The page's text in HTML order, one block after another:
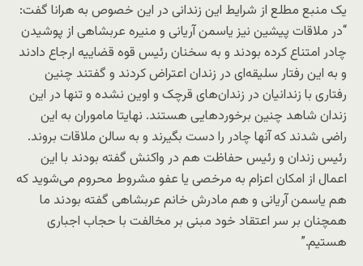
یک منبع مطلع از شرایط این زندانی در این خصوص به هرانا گفت:
“در ملاقات پیشین نیز یاسمن آریانی و منیره عربشاهی از پوشیدن
چادر امتناع کرده بودند و به سخنان رئیس قوه قضاییه ارجاع دادند
و به این رفتار سلیقه‌ای در زندان اعتراض کردند و گفتند چنین
رفتاری با زندانیان در زندان‌های قرچک و اوین نشده و تنها در این
زندان شاهد چنین برخوردهایی هستند. نهایتا ماموران به این
راضی شدند که آنها چادر را دست بگیرند و به سالن ملاقات بروند.
رئیس زندان و رئیس حفاظت هم در واکنش گفته بودند با این
اعمال از امکان اعزام به مرخصی یا عفو مشروط محروم می‌شوید که
هم یاسمن آریانی و هم مادرش خانم عربشاهی گفته بودند ما
همچنان بر سر اعتقاد خود مبنی بر مخالفت با حجاب اجباری
هستیم.”